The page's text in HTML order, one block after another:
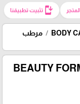
install_mobile تثبيت تطبيقنا
مرطب
BEAUTY